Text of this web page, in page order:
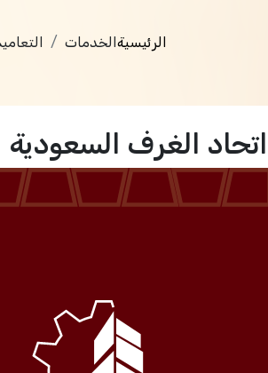
الرئيسيةالخدمات
اتحاد الغرف السعودية